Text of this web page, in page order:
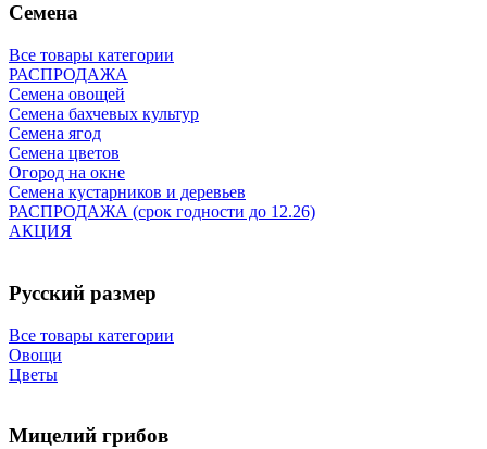
Семена
Все товары категории
РАСПРОДАЖА
Семена овощей
Семена бахчевых культур
Семена ягод
Семена цветов
Огород на окне
Семена кустарников и деревьев
РАСПРОДАЖА (срок годности до 12.26)
АКЦИЯ
Русский размер
Все товары категории
Овощи
Цветы
Мицелий грибов